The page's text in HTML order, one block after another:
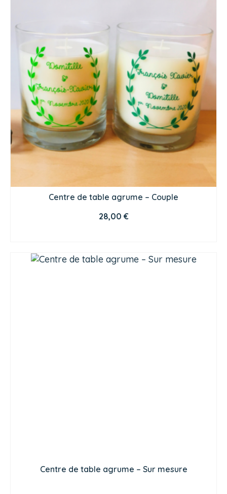
Centre de table agrume – Couple
28,00 €
Centre de table agrume – Sur mesure